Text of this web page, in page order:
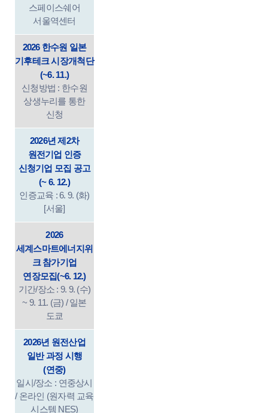
스페이스쉐어
서울역센터
2026 한수원 일본
기후테크 시장개척단
(~6. 11.)
신청방법 : 한수원
상생누리를 통한
신청
2026년 제2차
원전기업 인증
신청기업 모집 공고
(~ 6. 12.)
인증교육 : 6. 9. (화)
[서울]
2026
세계스마트에너지위
크 참가기업
연장모집(~6. 12.)
기간/장소 : 9. 9. (수)
~ 9. 11. (금) / 일본
도쿄
2026년 원전산업
일반 과정 시행
(연중)
일시/장소 : 연중상시
/ 온라인 (원자력 교육
시스템 NES)